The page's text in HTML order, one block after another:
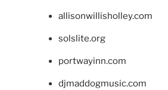
allisonwillisholley.com
solslite.org
portwayinn.com
djmaddogmusic.com